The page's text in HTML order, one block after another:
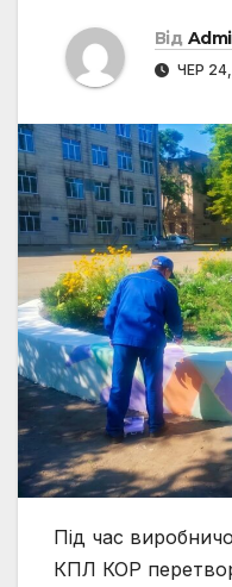
Від
ЧЕР
Під час
КПЛ КОР